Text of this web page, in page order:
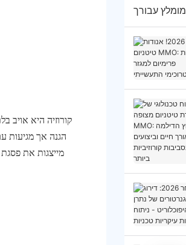
קורוזיה היא אויב
הגנה אך מגיעות
מומלץ עבורך